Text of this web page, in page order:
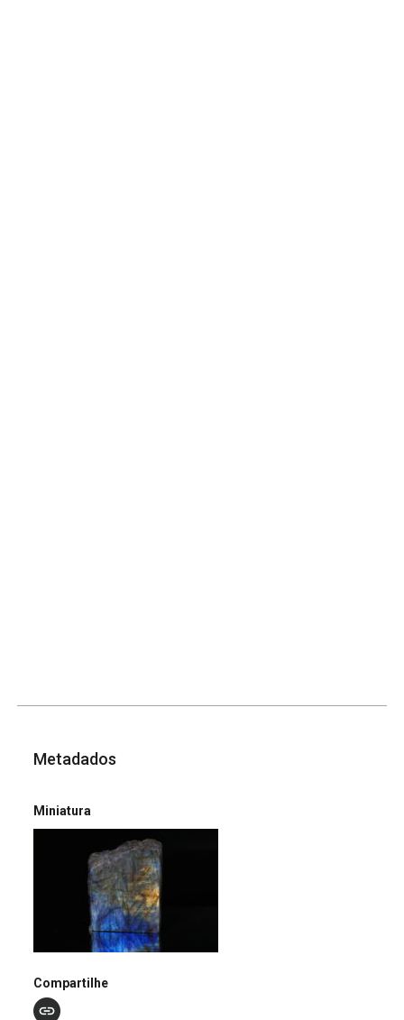
Metadados
Miniatura
Compartilhe